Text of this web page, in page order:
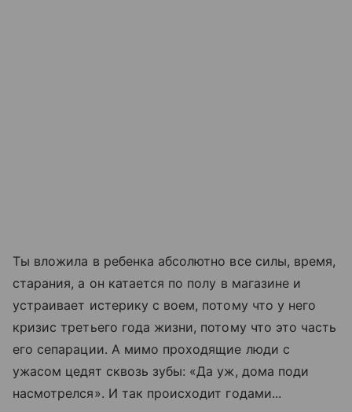
Ты вложила в ребенка абсолютно все силы, время,
старания, а он катается по полу в магазине и
устраивает истерику с воем, потому что у него
кризис третьего года жизни, потому что это часть
его сепарации. А мимо проходящие люди с
ужасом цедят сквозь зубы: «Да уж, дома поди
насмотрелся». И так происходит годами...